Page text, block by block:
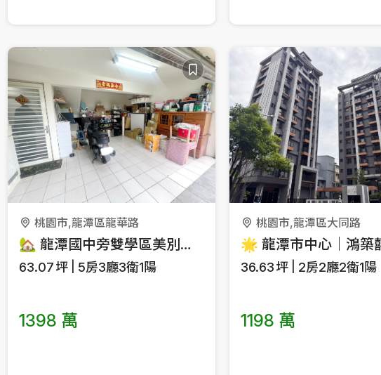
桃園市,龍潭區龍華路
🏡 龍潭國中旁雙學區美別墅｜市中心稀有釋出｜3寶媽佩佩屋
63.07坪 5房3廳3衛1陽
1398 萬
桃園市,龍潭區大同路
36.63坪 2房2廳2衛1陽
1198 萬